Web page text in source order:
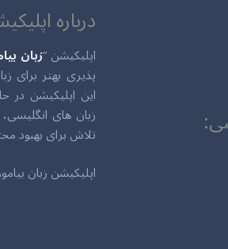
درباره
اپلیکیشن “زبان
پذیری بهتر برای
این اپلیکیشن
زبان های
تلاش برای بهبود
اپلیکیشن زبان